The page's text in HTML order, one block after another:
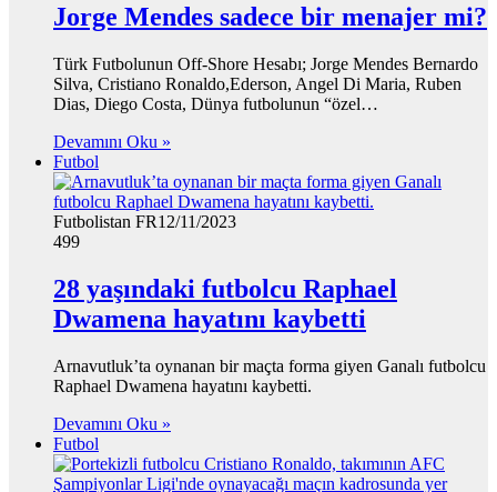
Jorge Mendes sadece bir menajer mi?
Türk Futbolunun Off-Shore Hesabı; Jorge Mendes Bernardo
Silva, Cristiano Ronaldo,Ederson, Angel Di Maria, Ruben
Dias, Diego Costa, Dünya futbolunun “özel…
Devamını Oku »
Futbol
Futbolistan FR12/11/2023
499
28 yaşındaki futbolcu Raphael
Dwamena hayatını kaybetti
Arnavutluk’ta oynanan bir maçta forma giyen Ganalı futbolcu
Raphael Dwamena hayatını kaybetti.
Devamını Oku »
Futbol